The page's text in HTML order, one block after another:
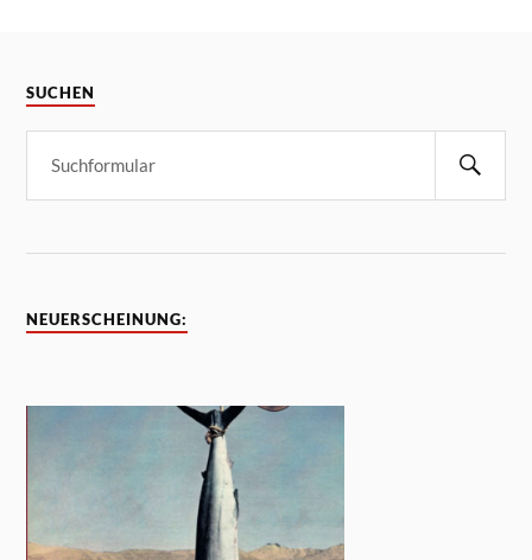
SUCHEN
NEUERSCHEINUNG: